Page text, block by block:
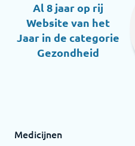
Al 8 jaar op rij
Website van het
Jaar in de categorie
Gezondheid
Medicijnen